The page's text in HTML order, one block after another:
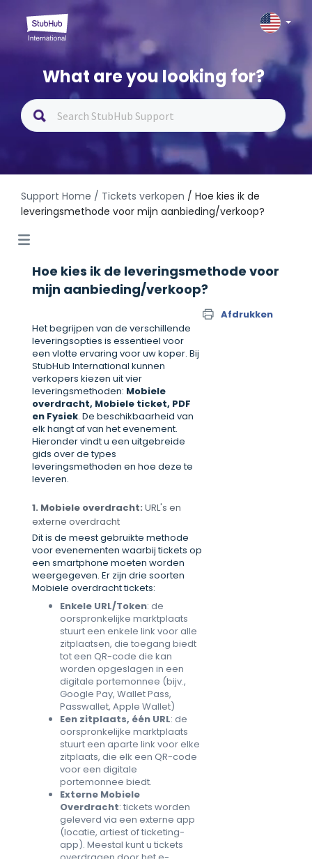
What are you looking for?
Support Home / Tickets verkopen / Hoe kies ik de
leveringsmethode voor mijn aanbieding/verkoop?
Hoe kies ik de leveringsmethode voor
mijn aanbieding/verkoop?
Afdrukken
Het begrijpen van de verschillende
leveringsopties is essentieel voor
een vlotte ervaring voor uw koper. Bij
StubHub International kunnen
verkopers kiezen uit vier
leveringsmethoden: Mobiele
overdracht, Mobiele ticket, PDF
en Fysiek. De beschikbaarheid van
elk hangt af van het evenement.
Hieronder vindt u een uitgebreide
gids over de types
leveringsmethoden en hoe deze te
leveren.
1. Mobiele overdracht: URL's en
externe overdracht
Dit is de meest gebruikte methode
voor evenementen waarbij tickets op
een smartphone moeten worden
weergegeven. Er zijn drie soorten
Mobiele overdracht tickets:
Enkele URL/Token: de
oorspronkelijke marktplaats
stuurt een enkele link voor alle
zitplaatsen, die toegang biedt
tot een QR-code die kan
worden opgeslagen in een
digitale portemonnee (bijv.,
Google Pay, Wallet Pass,
Passwallet, Apple Wallet)
Een zitplaats, één URL: de
oorspronkelijke marktplaats
stuurt een aparte link voor elke
zitplaats, die elk een QR-code
voor een digitale
portemonnee biedt.
Externe Mobiele
Overdracht: tickets worden
geleverd via een externe app
(locatie, artiest of ticketing-
app). Meestal kunt u tickets